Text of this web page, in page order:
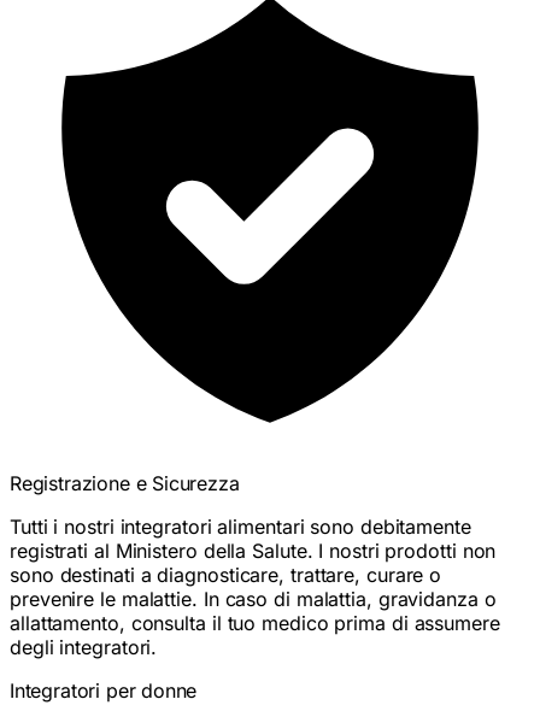
Registrazione e Sicurezza
Tutti i nostri integratori alimentari sono debitamente
registrati al Ministero della Salute. I nostri prodotti non
sono destinati a diagnosticare, trattare, curare o
prevenire le malattie. In caso di malattia, gravidanza o
allattamento, consulta il tuo medico prima di assumere
degli integratori.
Integratori per donne